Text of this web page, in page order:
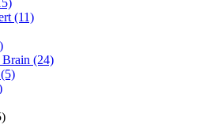
(11)
Brain (24)